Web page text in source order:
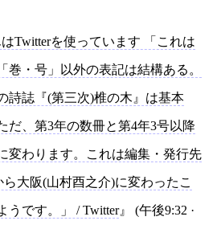
はTwitterを使っています 「これは
巻・号」以外の表記は結構ある。
詩誌『(第三次)椎の木』は基本
だ、第3年の数冊と第4年3号以降
変わります。これは編集・発行先
大阪(山村酉之介)に変わったこ
うです。」 / Twitter (午後9:32 ·